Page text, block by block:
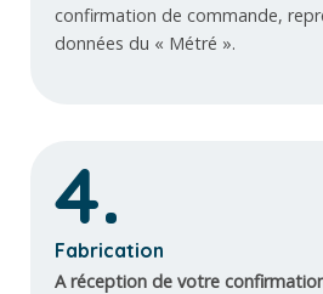
confirmation de commande,
données du « Métré ».
4.
Fabrication
A réception de votre